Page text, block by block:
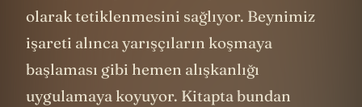
olarak tetiklenmesini sağlıyor. Beynimiz
işareti alınca yarışçıların koşmaya
başlaması gibi hemen alışkanlığı
uygulamaya koyuyor. Kitapta bundan